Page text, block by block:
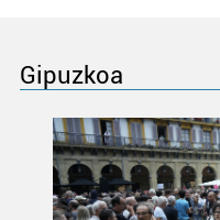
Gipuzkoa